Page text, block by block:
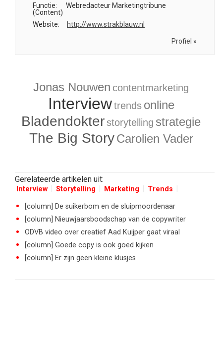
Functie:
Webredacteur Marketingtribune
(Content)
Website:
http://www.strakblauw.nl
Profiel »
Jonas Nouwen contentmarketing
Interview trends online
Bladendokterstorytelling strategie
The Big Story Carolien Vader
Gerelateerde artikelen uit:
Interview Storytelling Marketing Trends
[column] De suikerbom en de sluipmoordenaar
[column] Nieuwjaarsboodschap van de copywriter
ODVB video over creatief Aad Kuijper gaat viraal
[column] Goede copy is ook goed kijken
[column] Er zijn geen kleine klusjes